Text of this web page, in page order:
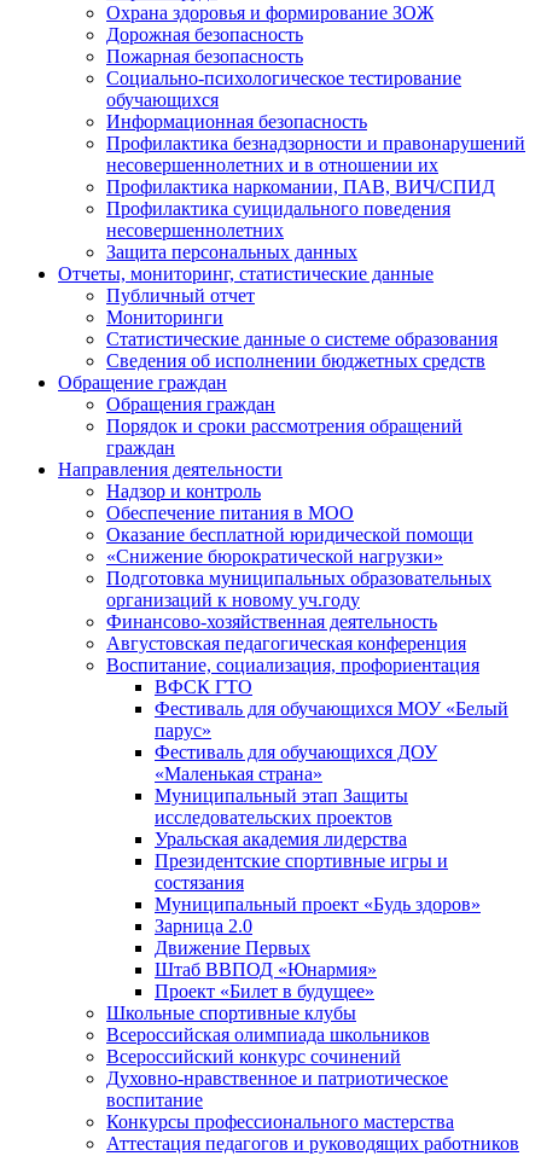
Охрана здоровья и формирование ЗОЖ
Дорожная безопасность
Пожарная безопасность
Социально-психологическое тестирование
обучающихся
Информационная безопасность
Профилактика безнадзорности и правонарушений
несовершеннолетних и в отношении их
Профилактика наркомании, ПАВ, ВИЧ/СПИД
Профилактика суицидального поведения
несовершеннолетних
Защита персональных данных
Отчеты, мониторинг, статистические данные
Публичный отчет
Мониторинги
Статистические данные о системе образования
Сведения об исполнении бюджетных средств
Обращение граждан
Обращения граждан
Порядок и сроки рассмотрения обращений
граждан
Направления деятельности
Надзор и контроль
Обеспечение питания в МОО
Оказание бесплатной юридической помощи
«Снижение бюрократической нагрузки»
Подготовка муниципальных образовательных
организаций к новому уч.году
Финансово-хозяйственная деятельность
Августовская педагогическая конференция
Воспитание, социализация, профориентация
ВФСК ГТО
Фестиваль для обучающихся МОУ «Белый
парус»
Фестиваль для обучающихся ДОУ
«Маленькая страна»
Муниципальный этап Защиты
исследовательских проектов
Уральская академия лидерства
Президентские спортивные игры и
состязания
Муниципальный проект «Будь здоров»
Зарница 2.0
Движение Первых
Штаб ВВПОД «Юнармия»
Проект «Билет в будущее»
Школьные спортивные клубы
Всероссийская олимпиада школьников
Всероссийский конкурс сочинений
Духовно-нравственное и патриотическое
воспитание
Конкурсы профессионального мастерства
Аттестация педагогов и руководящих работников